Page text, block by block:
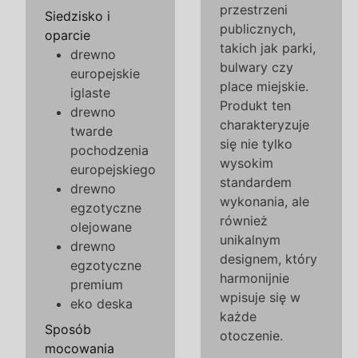
Siedzisko i
oparcie
drewno
europejskie
iglaste
drewno
twarde
pochodzenia
europejskiego
drewno
egzotyczne
olejowane
drewno
egzotyczne
premium
eko deska
Sposób
mocowania
przestrzeni
publicznych,
takich jak parki,
bulwary czy
place miejskie.
Produkt ten
charakteryzuje
się nie tylko
wysokim
standardem
wykonania, ale
również
unikalnym
designem, który
harmonijnie
wpisuje się w
każde
otoczenie.